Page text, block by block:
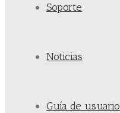
Soporte
Noticias
Guía de usuario